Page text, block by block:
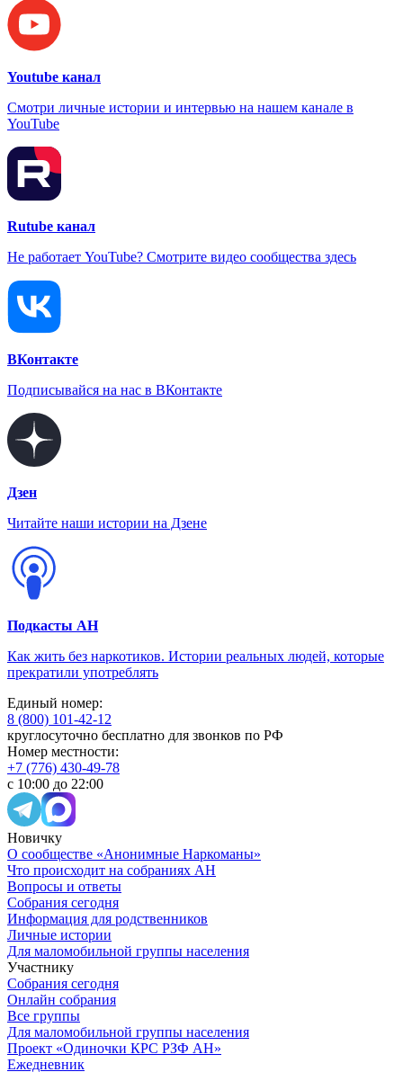
Youtube канал
Смотри личные истории и интервью на нашем канале в
YouTube
Rutube канал
Не работает YouTube? Смотрите видео сообщества здесь
ВКонтакте
Подписывайся на нас в ВКонтакте
Дзен
Читайте наши истории на Дзене
Подкасты АН
Как жить без наркотиков. Истории реальных людей, которые
прекратили употреблять
Единый номер:
8 (800) 101-42-12
круглосуточно бесплатно для звонков по РФ
Номер местности:
+7 (776) 430-49-78
с 10:00 до 22:00
Новичку
О сообществе «Анонимные Наркоманы»
Что происходит на собраниях АН
Вопросы и ответы
Собрания сегодня
Информация для родственников
Личные истории
Для маломобильной группы населения
Участнику
Собрания сегодня
Онлайн собрания
Все группы
Для маломобильной группы населения
Проект «Одиночки КРС РЗФ АН»
Ежедневник